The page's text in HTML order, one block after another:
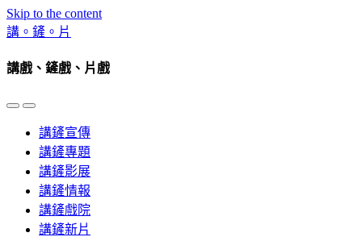
Skip to the content
講。鏟。片
講戲、鏟戲、片戲
Toggle
mobile
Toggle
search
field
講鏟宣傳
講鏟專題
講鏟影展
講鏟情報
講鏟戲院
講鏟新片